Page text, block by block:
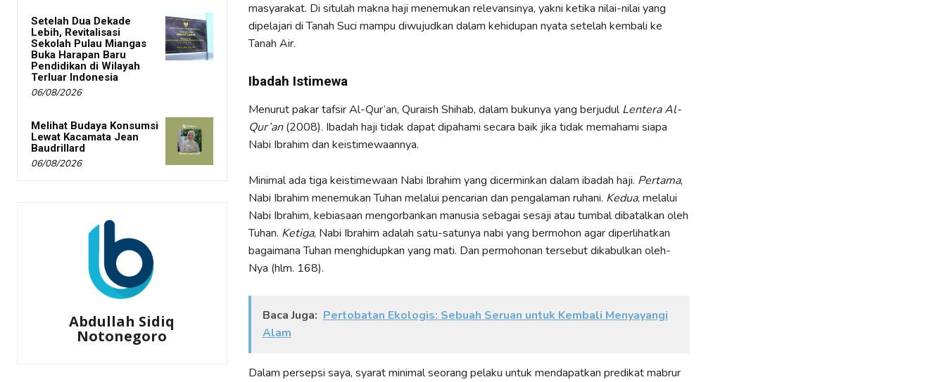
Setelah Dua Dekade
Lebih, Revitalisasi
Sekolah Pulau Miangas
Buka Harapan Baru
Pendidikan di Wilayah
Terluar Indonesia
06/08/2026
Melihat Budaya Konsumsi
Lewat Kacamata Jean
Baudrillard
06/08/2026
Abdullah Sidiq
Notonegoro
masyarakat. Di situlah makna haji menemukan relevansinya, yakni ketika nilai-nilai yang
dipelajari di Tanah Suci mampu diwujudkan dalam kehidupan nyata setelah kembali ke
Tanah Air.
Ibadah Istimewa
Menurut pakar tafsir Al-Qur’an, Quraish Shihab, dalam bukunya yang berjudulLentera Al-
Qur’an(2008). Ibadah haji tidak dapat dipahami secara baik jika tidak memahami siapa
Nabi Ibrahim dan keistimewaannya.
Minimal ada tiga keistimewaan Nabi Ibrahim yang dicerminkan dalam ibadah haji. Pertama,
Nabi Ibrahim menemukan Tuhan melalui pencarian dan pengalaman ruhani. Kedua, melalui
Nabi Ibrahim, kebiasaan mengorbankan manusia sebagai sesaji atau tumbal dibatalkan oleh
Tuhan. Ketiga, Nabi Ibrahim adalah satu-satunya nabi yang bermohon agar diperlihatkan
bagaimana Tuhan menghidupkan yang mati. Dan permohonan tersebut dikabulkan oleh-
Nya (hlm. 168).
Baca Juga: Pertobatan Ekologis: Sebuah Seruan untuk Kembali Menyayangi
Alam
Dalam persepsi saya, syarat minimal seorang pelaku untuk mendapatkan predikat mabrur